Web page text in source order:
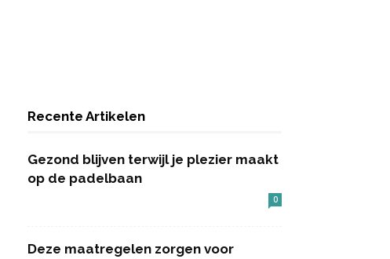
Recente Artikelen
Gezond blijven terwijl je plezier maakt
op de padelbaan
0
Deze maatregelen zorgen voor